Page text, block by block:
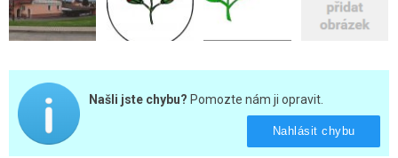
Našli jste chybu? Pomozte nám ji opravit.
Nahlásit chybu